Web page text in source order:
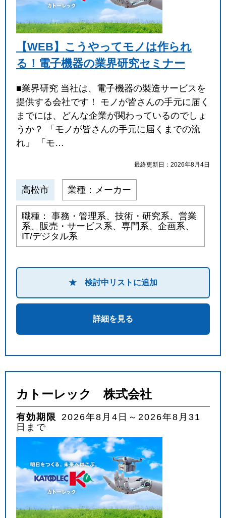
【WEB】こうやってモノは作られ
る！電子機器の業界研究セミナー
■業界研究 当社は、電子機器の製造サービスを
提供する会社です！ モノが皆さんの手元に届く
までには、どんな企業が関わっているのでしょ
うか？ 「モノが皆さんの手元に届くまでの流
れ」 「モ…
最終更新日：2026年8月4日
高松市 業種：メーカー
職種： 事務・管理系、技術・研究系、営業
系、販売・サービス系、専門系、企画系、
IT/デジタル系
★ 検討中リストに追加
詳細を見る
カトーレック 株式会社
有効期限 2026年8月4日～2026年8月31
日まで